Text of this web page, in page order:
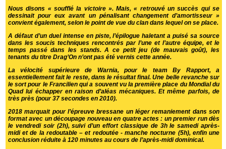
Nous disons « soufflé la victoire ». Mais, « retrouvé un succès qui se
dessinait pour eux avant un pénalisant changement d’amortisseur »
convient également, selon le point de vue du clan dans lequel on se place.
A défaut d’un duel intense en piste, l’épilogue haletant a puisé sa source
dans les soucis techniques rencontrés par l’une et l’autre équipe, et le
temps passé dans les stands. A ce petit jeu (de mauvais goût), les
tenants du titre Drag’On n’ont pas été vernis cette année.
La vélocité supérieure de Warnia, pour le team By Rapport, a
essentiellement fait le reste, dans le résultat final. Une belle revanche sur
le sort pour le Francilien qui a souvent vu la première place du Mondial du
Quad lui échapper en raison d’aléas mécaniques. Et même parfois, de
très près (pour 37 secondes en 2010).
2018 marquait pour l’épreuve bressane un léger remaniement dans son
format avec un découpage nouveau en quatre actes : un premier run dès
le vendredi soir (2h), suivi d’un effort classique de 3h le samedi après-
midi et de la redoutable – et redoutée - manche nocturne (5h), enfin une
conclusion réduite à 120 minutes au cours de l’après-midi dominical.